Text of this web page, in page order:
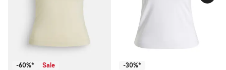
-60%* Sale -30%*